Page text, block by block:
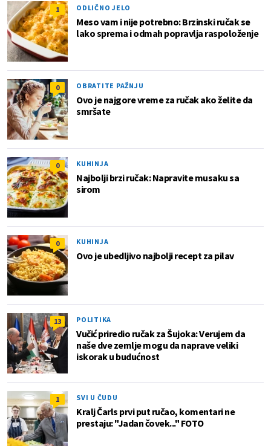
1 ODLIČNO JELO
Meso vam i nije potrebno: Brzinski ručak se
lako sprema i odmah popravlja raspoloženje
0 OBRATITE PAŽNJU
Ovo je najgore vreme za ručak ako želite da
smršate
0 KUHINJA
Najbolji brzi ručak: Napravite musaku sa
sirom
0 KUHINJA
Ovo je ubedljivo najbolji recept za pilav
13 POLITIKA
Vučić priredio ručak za Šujoka: Verujem da
naše dve zemlje mogu da naprave veliki
iskorak u budućnost
1 SVI U ČUDU
Kralj Čarls prvi put ručao, komentari ne
prestaju: "Jadan čovek..." FOTO